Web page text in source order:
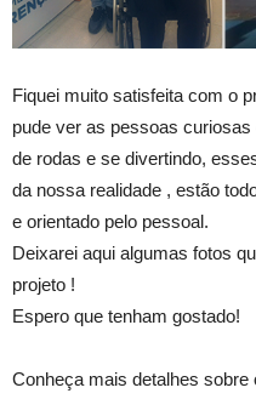
Fiquei muito satisfeita com o
pude ver as pessoas
de rodas e se divertindo,
da nossa realidade , estão
e orientado pelo pessoal.
Deixarei aqui algumas fotos
projeto !
Espero que tenham gostado!
Conheça mais detalhes